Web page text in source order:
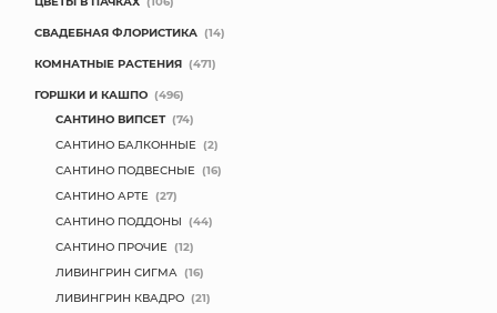
СВАДЕБНАЯ ФЛОРИСТИКА (14)
КОМНАТНЫЕ РАСТЕНИЯ (471)
ГОРШКИ И КАШПО (496)
САНТИНО ВИПСЕТ (74)
САНТИНО БАЛКОННЫЕ (2)
САНТИНО ПОДВЕСНЫЕ (16)
САНТИНО АРТЕ (27)
САНТИНО ПОДДОНЫ (44)
САНТИНО ПРОЧИЕ (12)
ЛИВИНГРИН СИГМА (16)
ЛИВИНГРИН КВАДРО (21)